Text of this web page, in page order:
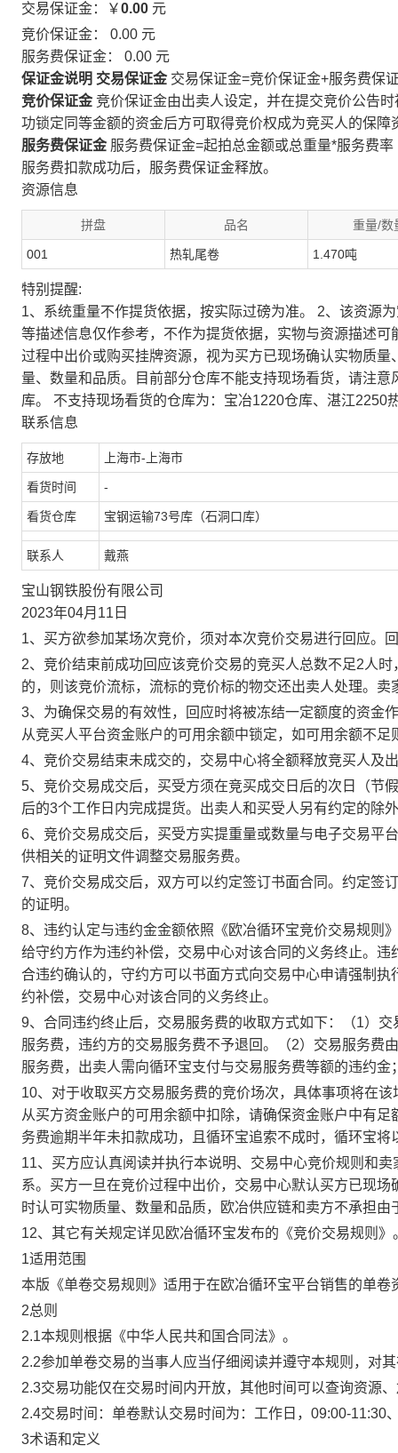
交易保证金：￥0.00 元
竞价保证金： 0.00 元
服务费保证金： 0.00 元
保证金说明 交易保证金 交易保证金=竞价保证金+服务费保
竞价保证金 竞价保证金由出卖人设定，并在提交竞价公告
功锁定同等金额的资金后方可取得竞价权成为竞买人的保障
服务费保证金 服务费保证金=起拍总金额或总重量*服务费率
服务费扣款成功后，服务费保证金释放。
资源信息
拼盘 品名 重量/数
001 热轧尾卷 1.470吨
特别提醒:
1、系统重量不作提货依据，按实际过磅为准。 2、该资源
等描述信息仅作参考，不作为提货依据，实物与资源描述
过程中出价或购买挂牌资源，视为买方已现场确认实物质
量、数量和品质。目前部分仓库不能支持现场看货，请注
库。 不支持现场看货的仓库为：宝冶1220仓库、湛江2250
联系信息
存放地 上海市-上海市
看货时间 -
看货仓库 宝钢运输73号库（石洞口库）
联系人 戴燕
宝山钢铁股份有限公司
2023年04月11日
1、买方欲参加某场次竞价，须对本次竞价交易进行回应。
2、竞价结束前成功回应该竞价交易的竞买人总数不足2人
的，则该竞价流标，流标的竞价标的物交还出卖人处理。
3、为确保交易的有效性，回应时将被冻结一定额度的资金
从竞买人平台资金账户的可用余额中锁定，如可用余额不足
4、竞价交易结束未成交的，交易中心将全额释放竞买人及
5、竞价交易成交后，买受方须在竞买成交日后的次日（节
后的3个工作日内完成提货。出卖人和买受人另有约定的除
6、竞价交易成交后，买受方实提重量或数量与电子交易平
供相关的证明文件调整交易服务费。
7、竞价交易成交后，双方可以约定签订书面合同。约定签
的证明。
8、违约认定与违约金金额依照《欧冶循环宝竞价交易规则
给守约方作为违约补偿，交易中心对该合同的义务终止。
合违约确认的，守约方可以书面方式向交易中心申请强制
约补偿，交易中心对该合同的义务终止。
9、合同违约终止后，交易服务费的收取方式如下：（1）
服务费，违约方的交易服务费不予退回。（2）交易服务费
服务费，出卖人需向循环宝支付与交易服务费等额的违约
10、对于收取买方交易服务费的竞价场次，具体事项将在
从买方资金账户的可用余额中扣除，请确保资金账户中有
务费逾期半年未扣款成功，且循环宝追索不成时，循环宝将
11、买方应认真阅读并执行本说明、交易中心竞价规则和
系。买方一旦在竞价过程中出价，交易中心默认买方已现
时认可实物质量、数量和品质，欧冶供应链和卖方不承担由
12、其它有关规定详见欧冶循环宝发布的《竞价交易规则》
1适用范围
本版《单卷交易规则》适用于在欧冶循环宝平台销售的单卷
2总则
2.1本规则根据《中华人民共和国合同法》。
2.2参加单卷交易的当事人应当仔细阅读并遵守本规则，对
2.3交易功能仅在交易时间内开放，其他时间可以查询资源
2.4交易时间：单卷默认交易时间为：工作日，09:00-11:30
3术语和定义